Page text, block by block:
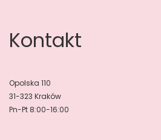
Kontakt
Opolska 110
31-323 Kraków
Pn-Pt 8:00-16:00